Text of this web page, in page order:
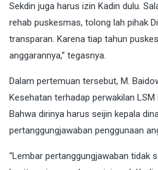
Sekdin juga harus izin Kadin dulu.
rehab puskesmas, tolong lah pihak
transparan. Karena tiap tahun
anggarannya,” tegasnya.
Dalam pertemuan tersebut, M.
Kesehatan terhadap perwakilan LSM
Bahwa dirinya harus seijin kepala
pertanggungjawaban penggunaan
“Lembar pertanggungjawaban tidak